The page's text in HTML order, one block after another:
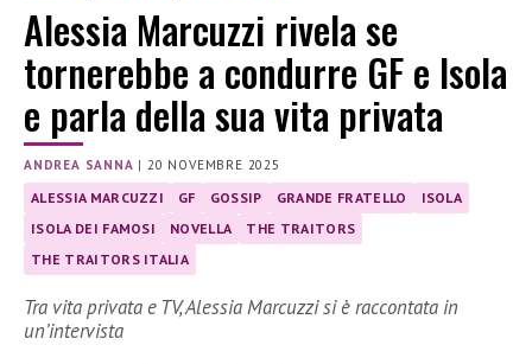
Alessia Marcuzzi rivela se
tornerebbe a condurre GF e Isola
e parla della sua vita privata
ANDREA SANNA |20 NOVEMBRE 2025
ALESSIA MARCUZZI GF GOSSIP GRANDE FRATELLO
ISOLA
ISOLA DEI FAMOSI
NOVELLA
THE TRAITORS
THE TRAITORS ITALIA
Tra vita privata e TV, Alessia Marcuzzi si è raccontata in
un’intervista